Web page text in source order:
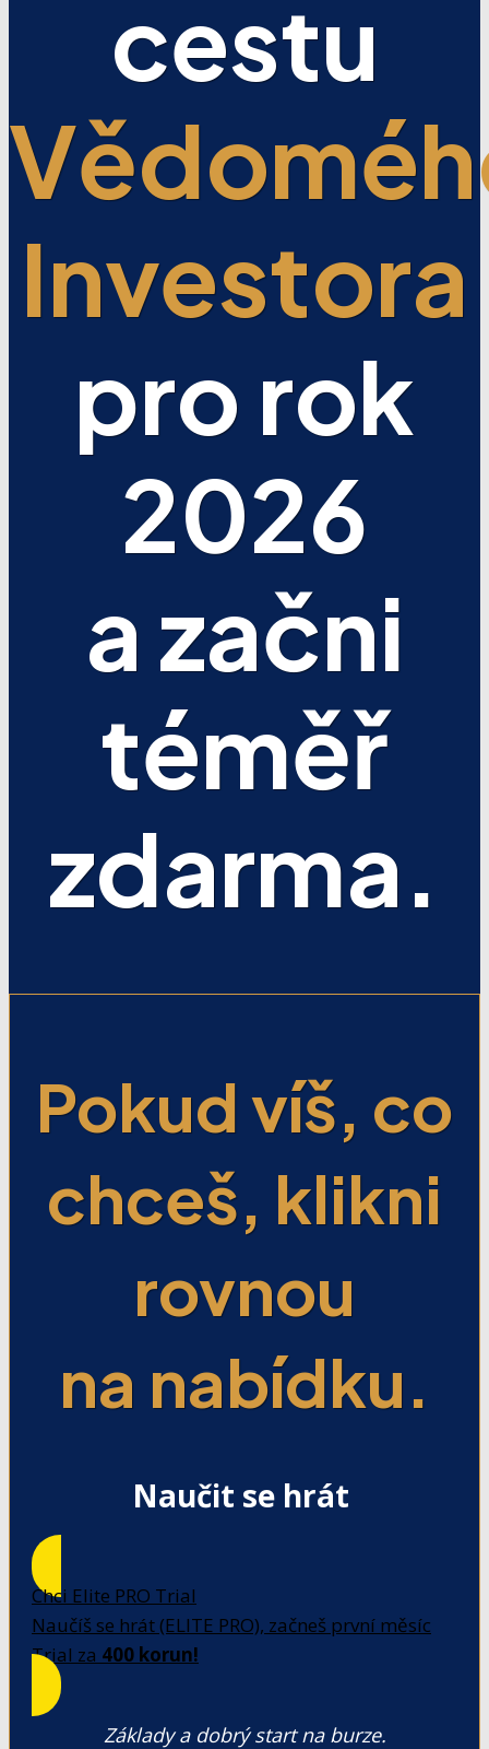
cestu
Investora
pro rok
2026
a začni
téměř
zdarma.
Pokud víš, co
chceš, klikni
rovnou
na nabídku.
Naučit se hrát
Chci Elite PRO Trial
Naučíš se hrát (ELITE PRO), začneš první měsíc
Trial za 400 korun!
Základy a dobrý start na burze.